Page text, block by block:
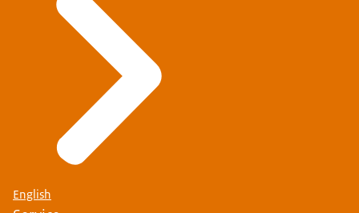
English